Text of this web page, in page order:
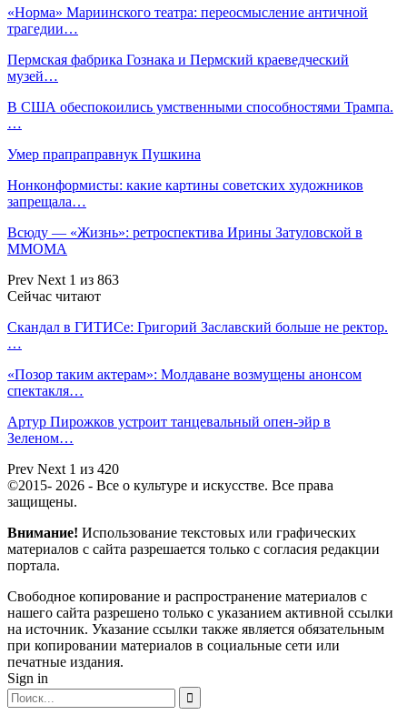
«Норма» Мариинского театра: переосмысление античной
трагедии…
Пермская фабрика Гознака и Пермский краеведческий
музей…
В США обеспокоились умственными способностями Трампа.
…
Умер прапраправнук Пушкина
Нонконформисты: какие картины советских художников
запрещала…
Всюду — «Жизнь»: ретроспектива Ирины Затуловской в
МMОМА
Prev Next 1 из 863
Сейчас читают
Скандал в ГИТИСе: Григорий Заславский больше не ректор.
…
«Позор таким актерам»: Молдаване возмущены анонсом
спектакля…
Артур Пирожков устроит танцевальный опен-эйр в
Зеленом…
Prev Next 1 из 420
©2015- 2026 - Все о культуре и искусстве. Все права
защищены.
Внимание! Использование текстовых или графических
материалов с сайта разрешается только c согласия редакции
портала.
Свободное копирование и распространение материалов с
нашего сайта разрешено только с указанием активной ссылки
на источник. Указание ссылки также является обязательным
при копировании материалов в социальные сети или
печатные издания.
Sign in